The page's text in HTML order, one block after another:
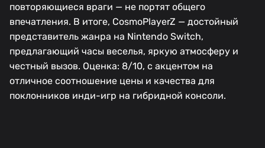
повторяющиеся враги — не портят общего
впечатления. В итоге, CosmoPlayerZ — достойный
представитель жанра на Nintendo Switch,
предлагающий часы веселья, яркую атмосферу и
честный вызов. Оценка: 8/10, с акцентом на
отличное соотношение цены и качества для
поклонников инди-игр на гибридной консоли.